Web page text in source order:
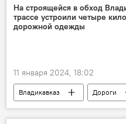
На строящейся в обход
трассе устроили четыре
дорожной одежды
11 января 2024, 18:02
Владикавказ Дороги
ФКУ Упрдор «Кавказ»